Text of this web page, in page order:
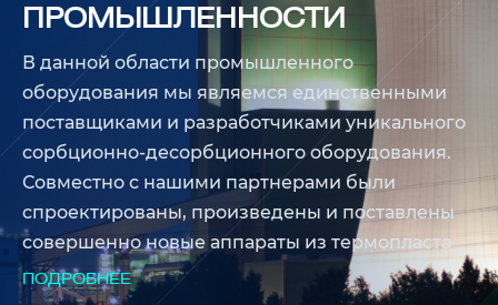
ПРОМЫШЛЕННОСТИ
В данной области промышленного
оборудования мы являемся единственными
поставщиками и разработчиками уникального
сорбционно-десорбционного оборудования.
Совместно с нашими партнерами были
спроектированы, произведены и поставлены
совершенно новые аппараты из термопласта
для выщелачивания урана В данной области
ПОДРОБНЕЕ